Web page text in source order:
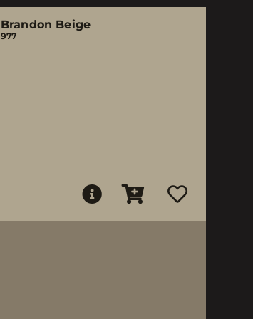
Brandon Beige
977